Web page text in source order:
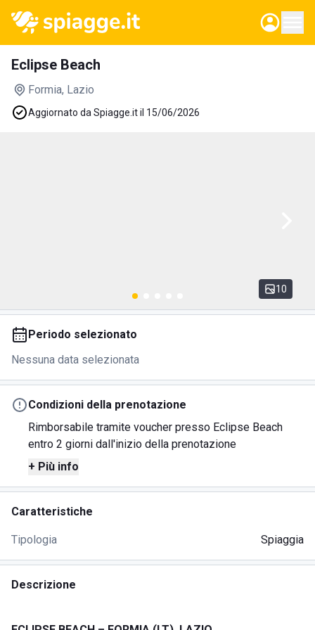
Eclipse Beach
Formia, Lazio
Aggiornato da Spiagge.it il 15/06/2026
10
Periodo selezionato
Nessuna data selezionata
Condizioni della prenotazione
Rimborsabile tramite voucher presso Eclipse Beach
entro 2 giorni dall'inizio della prenotazione
+ Più info
Caratteristiche
Tipologia Spiaggia
Descrizione